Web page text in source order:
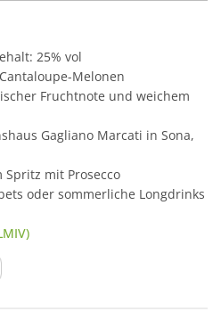
25% vol
Melonen
Fruchtnote und weichem
Gagliano Marcati in Sona,
mit Prosecco
oder sommerliche Longdrinks